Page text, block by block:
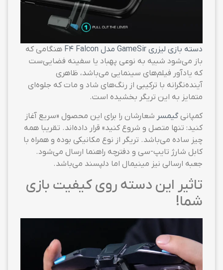
دسته بازی لیزری GameSir مدل F4 Falcon
هنگامی که
باز می‌شود شبیه به نوعی پهباد یا سفینه فضایی‌ست
که یادآور فیلم‌های سینمایی می‌باشد، ظاهری
آینده‌نگرانه با ترکیبی از رنگ‌های شاد و مات که جلوه‌ای
متمایز به این تریگر بخشیده است.
کمپانیگیمسر شعارشان را برای این محصول «سریع آغاز
کنید: تنها متصل و شروع کنید» قرار داده‌اند. تقریبا همه
چیز ساده می‌باشد. تریگر از نوع مکانیکی بوده و همراه با
کابل شارژ تایپ-سی و دفترچه راهنما ارسال می‌شود.
جعبه ارسالی نیز مینیمال اما دلپسند می‌باشد.
تاثیر این دسته روی کیفیت بازی
شما!